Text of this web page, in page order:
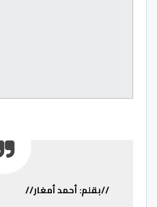
//بقلم: أحمد أمغار//